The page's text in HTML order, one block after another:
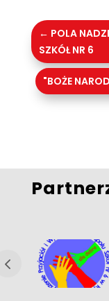
← POLA
SZKÓŁ NR 6
"BOŻE